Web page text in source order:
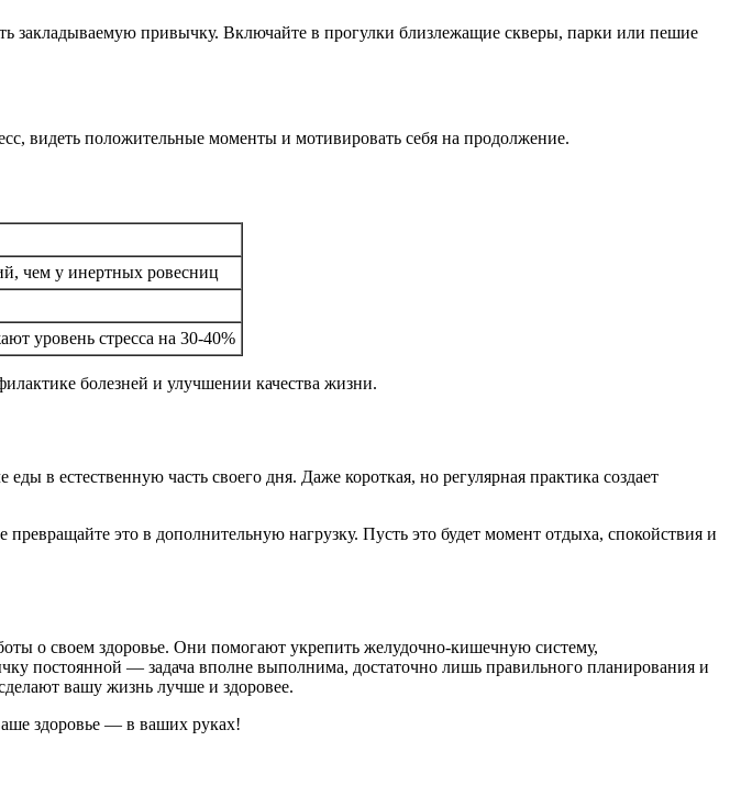
закладываемую привычку. Включайте в прогулки близлежащие скверы, парки или пешие
видеть положительные моменты и мотивировать себя на продолжение.
чем у инертных ровесниц
уровень стресса на 30-40%
болезней и улучшении качества жизни.
в естественную часть своего дня. Даже короткая, но регулярная практика создает
это в дополнительную нагрузку. Пусть это будет момент отдыха, спокойствия и
о своем здоровье. Они помогают укрепить желудочно-кишечную систему,
постоянной — задача вполне выполнима, достаточно лишь правильного планирования и
вашу жизнь лучше и здоровее.
здоровье — в ваших руках!